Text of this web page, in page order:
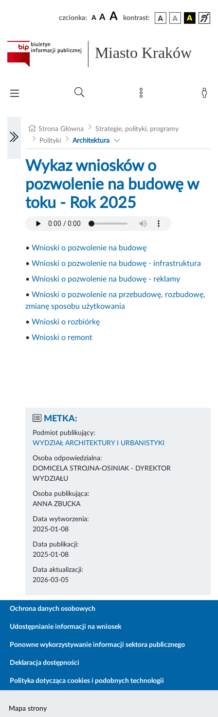
czcionka: A A A kontrast:
Miasto Kraków
Strona Główna
Strategie, polityki, programy
Polityki
Architektura
Wykaz wniosków o
pozwolenie na budowę w
toku - Rok 2025
•Wnioski o pozwolenie na budowę
•Wnioski o pozwolenie na budowę - infrastruktura
•Wnioski o pozwolenie na budowę - reklamy
•Wnioski o pozwolenie na przebudowę, rozbudowę,
zmianę sposobu użytkowania
•Wnioski o rozbiórkę
•Wnioski o remont
METKA:
Podmiot publikujący:
WYDZIAŁ ARCHITEKTURY I URBANISTYKI
Osoba odpowiedzialna:
DOMICELA STROJNA-OSINIAK - DYREKTOR
WYDZIAŁU
Osoba publikująca:
ANNA ZBUCKA
Data wytworzenia:
2025-01-08
Data publikacji:
2025-01-08
Data aktualizacji:
2026-03-05
Ochrona danych osobowych
Udostępnianie informacji na wniosek
Ponowne wykorzystywanie informacji sektora publicznego
Deklaracja dostępności
Polityka dotycząca cookies i podobnych technologii
Mapa strony